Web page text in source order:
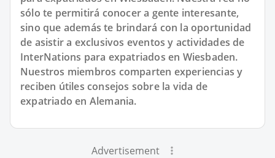
sólo te permitirá conocer a gente interesante,
sino que además te brindará con la oportunidad
de asistir a exclusivos eventos y actividades de
InterNations para expatriados en Wiesbaden.
Nuestros miembros comparten experiencias y
reciben útiles consejos sobre la vida de
expatriado en Alemania.
Advertisement